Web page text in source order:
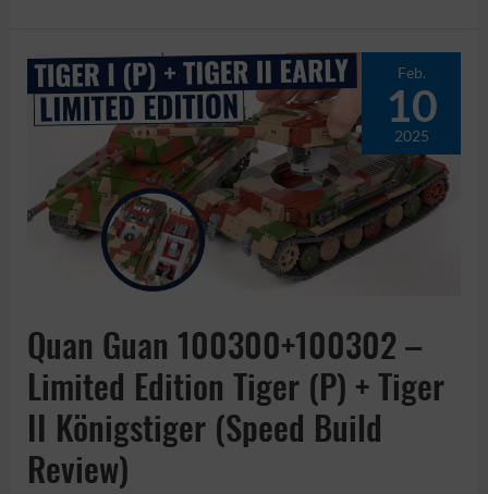
–
Sturmtiger
Limited
38cm
Mortar
Feb.
10
2025
Quan Guan 100300+100302 –
Limited Edition Tiger (P) + Tiger
II Königstiger (Speed Build
Review)